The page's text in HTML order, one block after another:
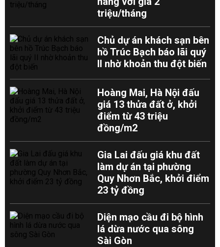
triệu/tháng
Chủ dự án khách sạn bên
hồ Trúc Bạch báo lãi quý
II nhờ khoản thu đột biến
Hoàng Mai, Hà Nội đấu
giá 13 thửa đất ở, khởi
điểm từ 43 triệu
đồng/m2
Gia Lai đấu giá khu đất
làm dự án tại phường
Quy Nhơn Bắc, khởi điểm
23 tỷ đồng
Diện mạo cầu đi bộ hình
lá dừa nước qua sông
Sài Gòn